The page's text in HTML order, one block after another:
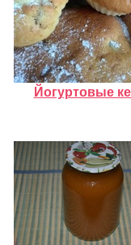
Йогуртовые